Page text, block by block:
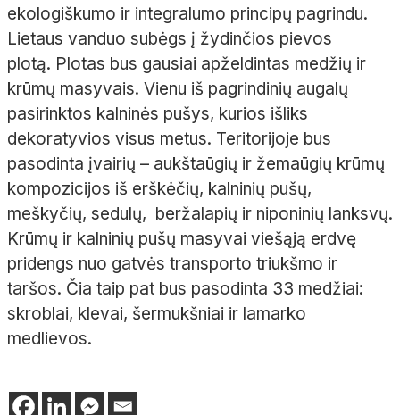
ekologiškumo ir integralumo principų pagrindu.
Lietaus vanduo subėgs į žydinčios pievos
plotą. Plotas bus gausiai apželdintas medžių ir
krūmų masyvais. Vienu iš pagrindinių augalų
pasirinktos kalninės pušys, kurios išliks
dekoratyvios visus metus. Teritorijoje bus
pasodinta įvairių – aukštaūgių ir žemaūgių krūmų
kompozicijos iš erškėčių, kalninių pušų,
meškyčių, sedulų, beržalapių ir niponinių lanksvų.
Krūmų ir kalninių pušų masyvai viešąją erdvę
pridengs nuo gatvės transporto triukšmo ir
taršos. Čia taip pat bus pasodinta 33 medžiai:
skroblai, klevai, šermukšniai ir lamarko
medlievos.